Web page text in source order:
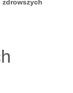
zdrowszych